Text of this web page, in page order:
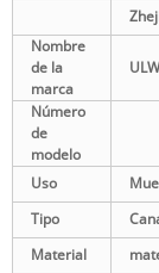
Nombre
de la
marca
ULW
Número
de
modelo
Uso
Tipo
Material